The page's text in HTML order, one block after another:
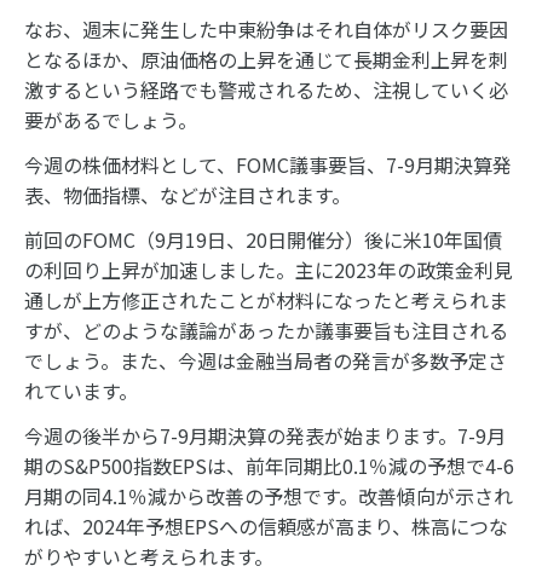
なお、週末に発生した中東紛争はそれ自体がリスク要因
となるほか、原油価格の上昇を通じて長期金利上昇を刺
激するという経路でも警戒されるため、注視していく必
要があるでしょう。
今週の株価材料として、FOMC議事要旨、7-9月期決算発
表、物価指標、などが注目されます。
前回のFOMC（9月19日、20日開催分）後に米10年国債
の利回り上昇が加速しました。主に2023年の政策金利見
通しが上方修正されたことが材料になったと考えられま
すが、どのような議論があったか議事要旨も注目される
でしょう。また、今週は金融当局者の発言が多数予定さ
れています。
今週の後半から7-9月期決算の発表が始まります。7-9月
期のS&P500指数EPSは、前年同期比0.1％減の予想で4-6
月期の同4.1％減から改善の予想です。改善傾向が示され
れば、2024年予想EPSへの信頼感が高まり、株高につな
がりやすいと考えられます。